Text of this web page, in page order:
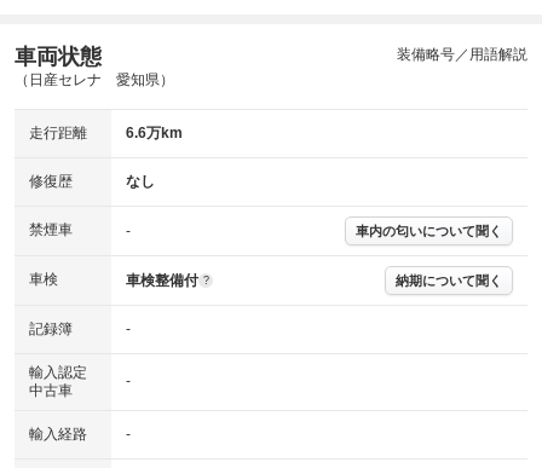
車両状態
（日産セレナ 愛知県）
装備略号／用語解説
走行距離 6.6万km
修復歴 なし
禁煙車 - 車内の匂いについて聞く
車検 車検整備付 ? 納期について聞く
記録簿 -
輸入認定
中古車
-
輸入経路 -